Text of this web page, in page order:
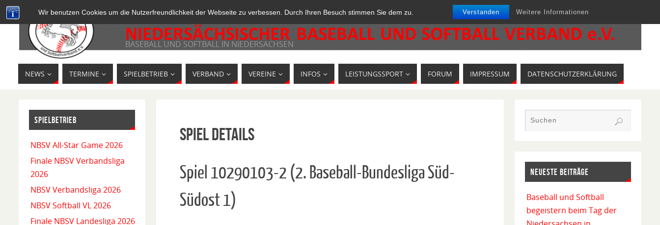
Wir benutzen Cookies um die Nutzerfreundlichkeit der Webseite zu verbessen. Durch Ihren Besuch stimmen Sie dem zu. Verstanden Weitere Informationen
BASEBALL UND SOFTBALL IN NIEDERSACHSEN
NEWS TERMINE SPIELBETRIEB VERBAND VEREINE INFOS LEISTUNGSSPORT FORUM IMPRESSUM DATENSCHUTZERKLÄRUNG
Spiel Details
Spiel 10290103-2 (2. Baseball-Bundesliga Süd-
Südost 1)
SPIELBETRIEB
NBSV All-Star Game 2026
Finale NBSV Verbandsliga
2026
NBSV Verbandsliga 2026
NBSV Softball VL 2026
Finale NBSV Landesliga 2026
NEUESTE BEITRÄGE
Baseball und Softball
begeistern beim Tag der